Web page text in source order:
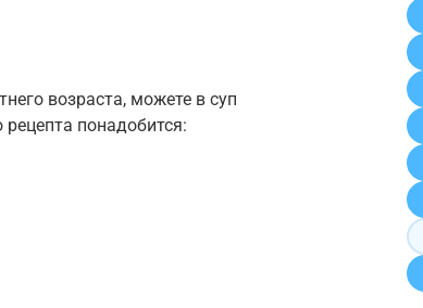
возраста, можете в суп
понадобится: